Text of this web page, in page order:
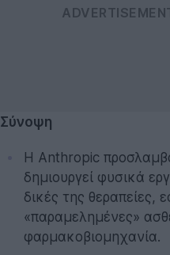
Σύνοψη
Η Anthropic
δημιουργεί φυσικά
δικές της θεραπείες,
«παραμελημένες»
φαρμακοβιομηχανία.